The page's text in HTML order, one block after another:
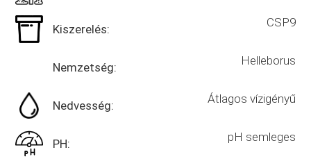
Kiszerelés: CSP9
Nemzetség: Helleborus
Nedvesség: Átlagos vízigényű
PH: pH semleges